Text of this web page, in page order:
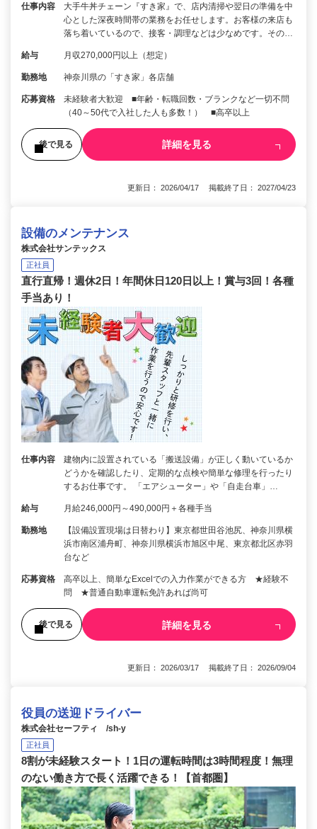
仕事内容
大手牛丼チェーン『すき家』で、店内清掃や翌日の準備を中
心とした深夜時間帯の業務をお任せします。お客様の来店も
落ち着いているので、接客・調理などは少なめです。その…
給与 月収270,000円以上（想定）
勤務地 神奈川県の「すき家」各店舗
応募資格
未経験者大歓迎 ■年齢・転職回数・ブランクなど一切不問
（40～50代で入社した人も多数！） ■高卒以上
後で見る 詳細を見る
更新日： 2026/04/17 掲載終了日： 2027/04/23
設備のメンテナンス
株式会社サンテックス
正社員
直行直帰！週休2日！年間休日120日以上！賞与3回！各種
手当あり！
仕事内容
建物内に設置されている「搬送設備」が正しく動いているか
どうかを確認したり、定期的な点検や簡単な修理を行ったり
するお仕事です。 「エアシューター」や「自走台車」…
給与 月給246,000円～490,000円＋各種手当
勤務地
【設備設置現場は日替わり】東京都世田谷池尻、神奈川県横
浜市南区浦舟町、神奈川県横浜市旭区中尾、東京都北区赤羽
台など
応募資格
高卒以上、簡単なExcelでの入力作業ができる方 ★経験不
問 ★普通自動車運転免許あれば尚可
後で見る 詳細を見る
更新日： 2026/03/17 掲載終了日： 2026/09/04
役員の送迎ドライバー
株式会社セーフティ /sh-y
正社員
8割が未経験スタート！1日の運転時間は3時間程度！無理
のない働き方で長く活躍できる！【首都圏】